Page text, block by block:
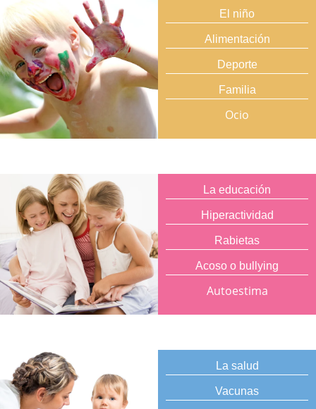
El niño
Alimentación
Deporte
Familia
Ocio
La educación
Hiperactividad
Rabietas
Acoso o bullying
Autoestima
La salud
Vacunas